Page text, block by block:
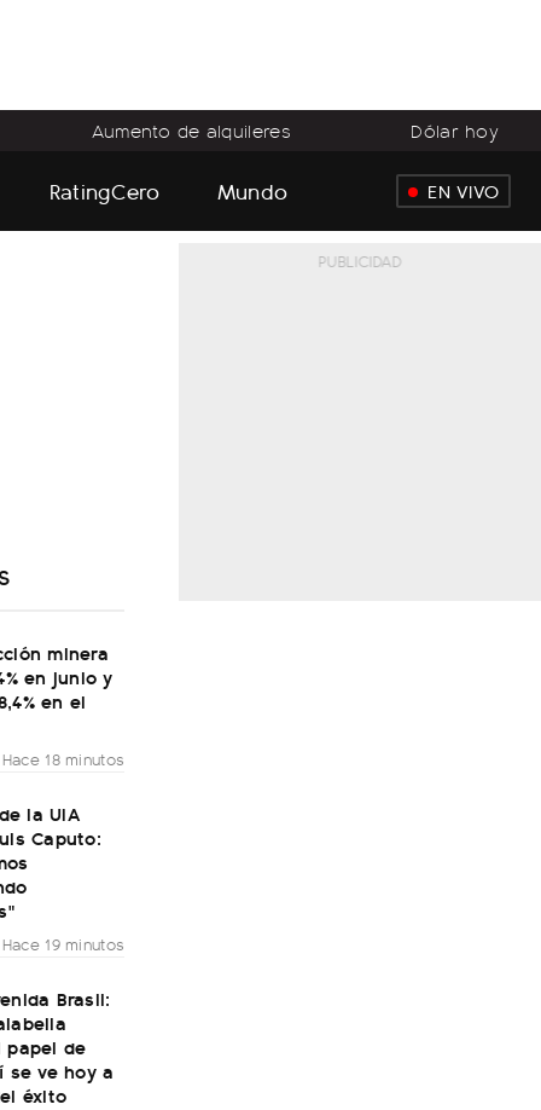
Aumento de alquileres Dólar hoy
RatingCero Mundo EN VIVO
minera
en junio y
en el
Hace 18 minutos
la UIA
Caputo:
Hace 19 minutos
Brasil:
papel de
se ve hoy a
éxito